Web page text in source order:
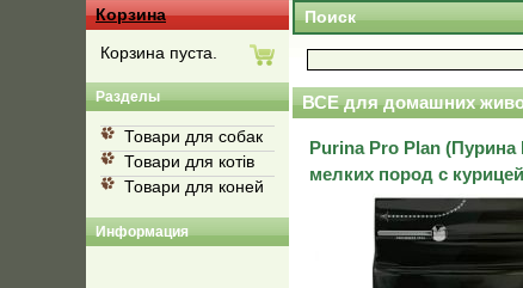
Корзина
Корзина пуста.
Разделы
Товари для собак
Товари для котів
Товари для коней
Информация
Поиск
ВСЕ для домашних
Purina Pro Plan
мелких пород с курицей